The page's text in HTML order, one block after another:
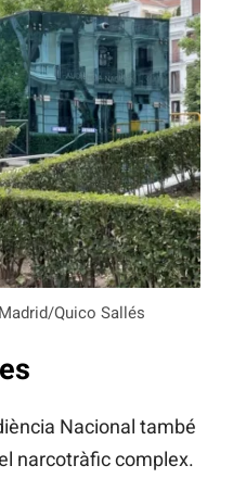
Quico Sallés
Nacional també
narcotràfic complex.